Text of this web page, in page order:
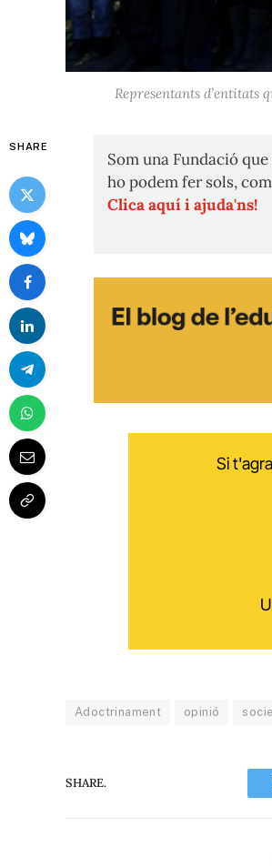
Representants d’entitats
SHARE
Som una Fundació
ho podem fer sols,
Clica aquí i ajuda'ns!
Si
Adoctrinament opinió
SHARE.